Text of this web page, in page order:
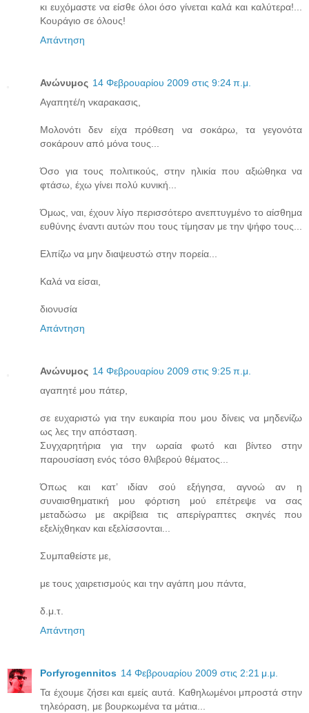
κι ευχόμαστε να είσθε όλοι όσο γίνεται καλά και καλύτερα!...
Κουράγιο σε όλους!
Απάντηση
Ανώνυμος 14 Φεβρουαρίου 2009 στις 9:24 π.μ.
Αγαπητέ/η νκαρακασις,
Μολονότι δεν είχα πρόθεση να σοκάρω, τα γεγονότα
σοκάρουν από μόνα τους...
Όσο για τους πολιτικούς, στην ηλικία που αξιώθηκα να
φτάσω, έχω γίνει πολύ κυνική...
Όμως, ναι, έχουν λίγο περισσότερο ανεπτυγμένο το αίσθημα
ευθύνης έναντι αυτών που τους τίμησαν με την ψήφο τους...
Ελπίζω να μην διαψευστώ στην πορεία...
Καλά να είσαι,
διονυσία
Απάντηση
Ανώνυμος 14 Φεβρουαρίου 2009 στις 9:25 π.μ.
αγαπητέ μου πάτερ,
σε ευχαριστώ για την ευκαιρία που μου δίνεις να μηδενίζω
ως λες την απόσταση.
Συγχαρητήρια για την ωραία φωτό και βίντεο στην
παρουσίαση ενός τόσο θλιβερού θέματος...
Όπως και κατ’ ιδίαν σού εξήγησα, αγνοώ αν η
συναισθηματική μου φόρτιση μού επέτρεψε να σας
μεταδώσω με ακρίβεια τις απερίγραπτες σκηνές που
εξελίχθηκαν και εξελίσσονται...
Συμπαθείστε με,
με τους χαιρετισμούς και την αγάπη μου πάντα,
δ.μ.τ.
Απάντηση
Porfyrogennitos 14 Φεβρουαρίου 2009 στις 2:21 μ.μ.
Τα έχουμε ζήσει και εμείς αυτά. Καθηλωμένοι μπροστά στην
τηλεόραση, με βουρκωμένα τα μάτια...